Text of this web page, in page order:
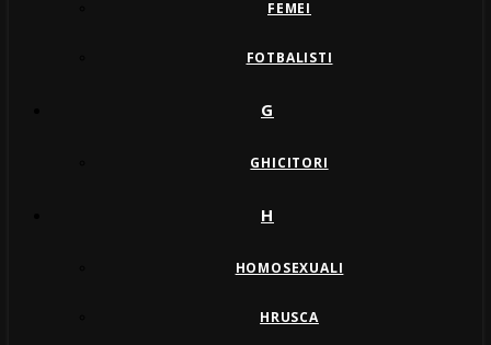
FEMEI
FOTBALISTI
G
GHICITORI
H
HOMOSEXUALI
HRUSCA